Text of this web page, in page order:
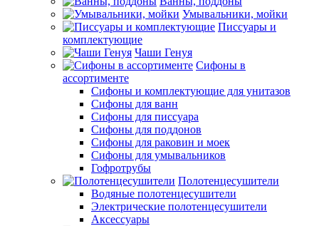
Умывальники, мойки
Писсуары и
комплектующие
Чаши Генуя
Сифоны в
ассортименте
Сифоны и комплектующие для унитазов
Сифоны для ванн
Сифоны для писсуара
Сифоны для поддонов
Сифоны для раковин и моек
Сифоны для умывальников
Гофротрубы
Полотенцесушители
Водяные полотенцесушители
Электрические полотенцесушители
Аксессуары